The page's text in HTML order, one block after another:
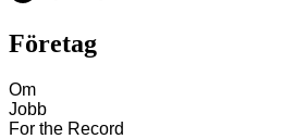
Företag
Om
Jobb
For the Record